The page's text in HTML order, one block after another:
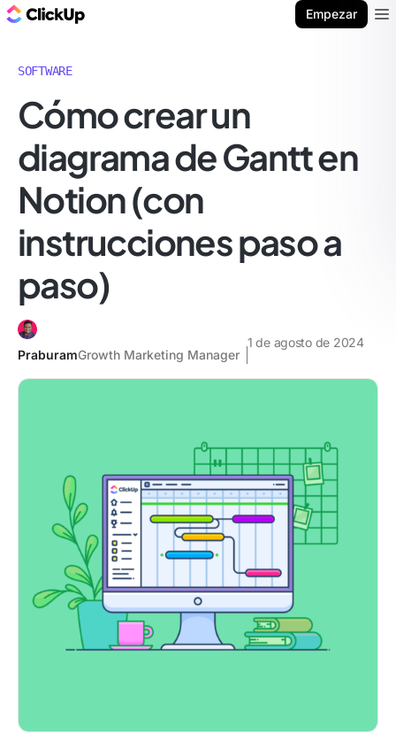
Empezar
SOFTWARE
Cómo crear un
diagrama de Gantt en
Notion (con
instrucciones paso a
paso)
PraburamGrowth Marketing Manager
1 de agosto de 2024